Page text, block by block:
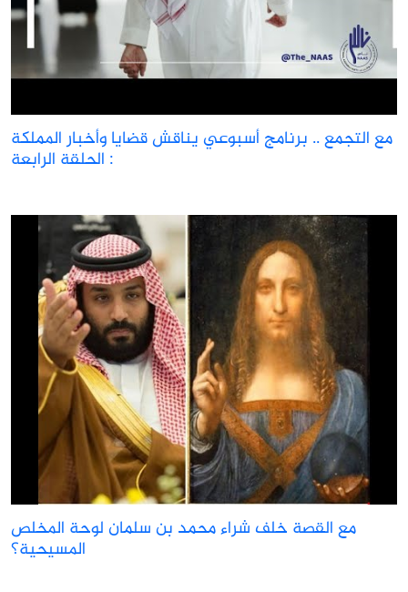
مع التجمع .. برنامج أسبوعي يناقش قضايا وأخبار المملكة
: الحلقة الرابعة
مع القصة خلف شراء محمد بن سلمان لوحة المخلص
المسيحية؟